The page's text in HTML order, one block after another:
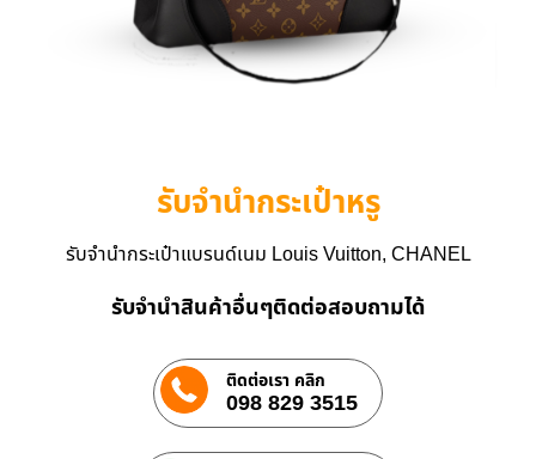
รับจำนำกระเป๋าหรู
รับจำนำกระเป๋าแบรนด์เนม Louis Vuitton, CHANEL
รับจำนำสินค้าอื่นๆติดต่อสอบถามได้
ติดต่อเรา คลิก
098 829 3515